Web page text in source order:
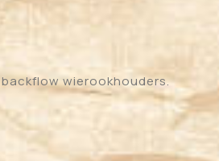
wierookhouders.